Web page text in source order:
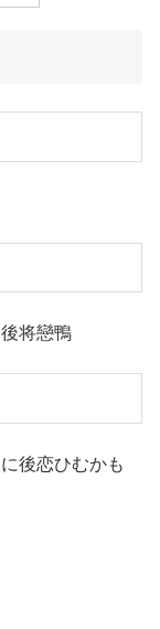
将戀鴨
後恋ひむかも